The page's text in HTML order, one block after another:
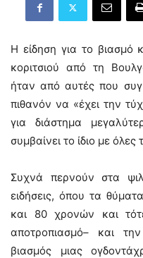
Η είδηση για το βιασμό
κοριτσιού από τη
ήταν από αυτές που
πιθανόν να «έχει την
για διάστημα
συμβαίνει το ίδιο με όλες
Συχνά περνούν στα
ειδήσεις, όπου τα
και 80 χρονών και
αποτροπιασμό– και
βιασμός μιας